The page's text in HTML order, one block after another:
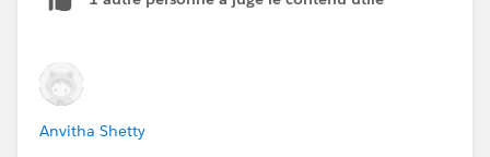
Anvitha Shetty